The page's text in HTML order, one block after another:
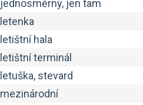
jednosměrný, jen tam
letenka
letištní hala
letištní terminál
letuška, stevard
mezinárodní